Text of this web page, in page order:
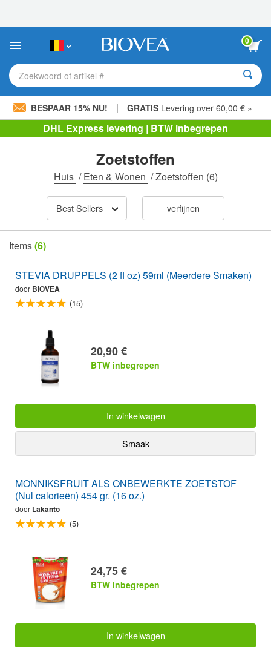
Deze
bevat
toegankelijkheidssysteem.
0
Zoekwoord of artikel #
BESPAAR 15% NU! | GRATIS Levering over 60,00 € »
DHL Express levering | BTW inbegrepen
Zoetstoffen
Huis /Eten & Wonen /Zoetstoffen (6)
Best Sellers verfijnen
Items(6)
STEVIA DRUPPELS (2 fl oz) 59ml (Meerdere Smaken)
door BIOVEA
(15)
20,90 €
BTW inbegrepen
In winkelwagen
Smaak
MONNIKSFRUIT ALS ONBEWERKTE ZOETSTOF
(Nul calorieën) 454 gr. (16 oz.)
door Lakanto
(5)
24,75 €
BTW inbegrepen
In winkelwagen